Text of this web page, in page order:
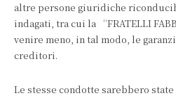
altre persone giuridiche
indagati, tra cui la “FRATELLI
venire meno, in tal modo, le
creditori.
Le stesse condotte sarebbero